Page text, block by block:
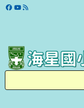
跳至主內容區
學校網站